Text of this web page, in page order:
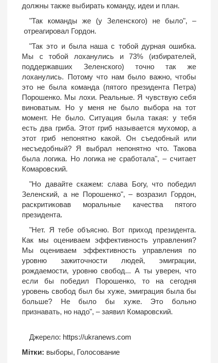
должны также выбирать команду, идеи и план.
"Так команды же (у Зеленского) не было", –
отреагировал Гордон.
"Так это и была наша с тобой дурная ошибка.
Мы с тобой лоханулись и 73% (избирателей,
поддержавших Зеленского) точно так же
лоханулись. Потому что нам было важно, чтобы
это не была команда (пятого президента Петра)
Порошенко. Мы лохи. Реальные. Я чувствую себя
виноватым. Но у меня не было выбора на тот
момент. Не было. Ситуация была такая: у тебя
есть два гриба. Этот гриб называется мухомор, а
этот гриб непонятно какой. Он съедобный или
несъедобный? Я выбрал непонятно что. Такова
была логика. Но логика не сработала", – считает
Комаровский.
"Но давайте скажем: слава Богу, что победил
Зеленский, а не Порошенко", – возразил Гордон,
раскритиковав моральные качества пятого
президента.
"Нет. Я тебе объясню. Вот приход президента.
Как мы оцениваем эффективность управления?
Мы оцениваем эффективность управления по
уровню зажиточности людей, эмиграции,
рождаемости, уровню свобод... А ты уверен, что
если бы победил Порошенко, то на сегодня
уровень свобод был бы хуже, эмиграция была бы
больше? Не было бы хуже. Это больно
признавать, но надо", – заявил Комаровский.
Джерело: https://ukranews.com
Мітки: выборы, Голосование